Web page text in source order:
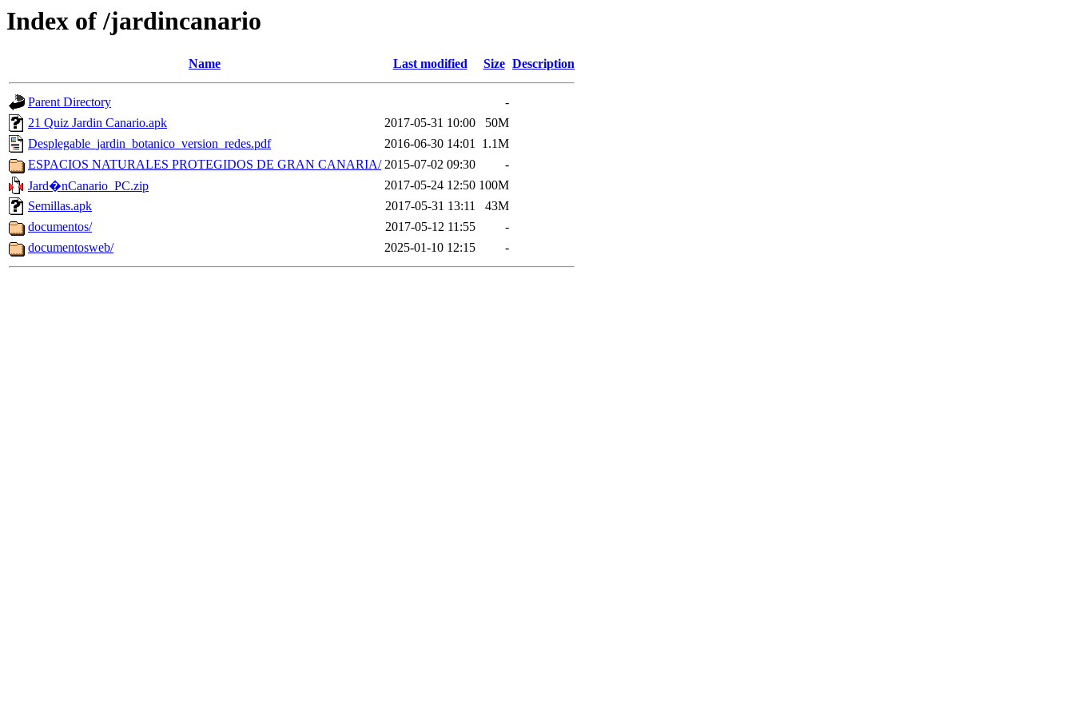
Index of /jardincanario
Name Last modified Size Description
Parent Directory
-
21 Quiz Jardin Canario.apk
2017-05-31 10:00
50M
Desplegable_jardin_botanico_version_redes.pdf
2016-06-30 14:01 1.1M
ESPACIOS NATURALES PROTEGIDOS DE GRAN CANARIA/ 2015-07-02 09:30
-
Jard�nCanario_PC.zip
2017-05-24 12:50 100M
Semillas.apk
2017-05-31 13:11
43M
documentos/
2017-05-12 11:55
-
documentosweb/
2025-01-10 12:15 -